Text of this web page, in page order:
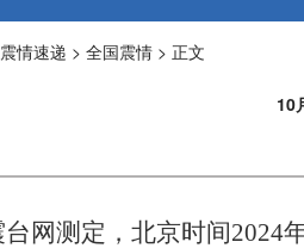
震情速递 > 全国震情 > 正文
10
网测定，北京时间2024